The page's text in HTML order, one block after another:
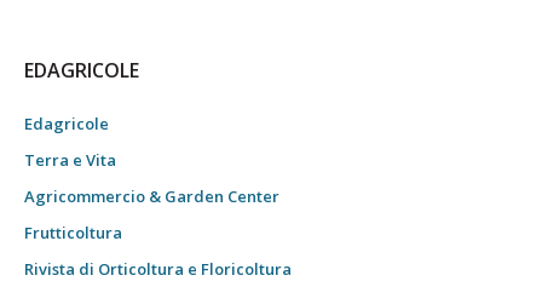
EDAGRICOLE
Edagricole
Terra e Vita
Agricommercio & Garden Center
Frutticoltura
Rivista di Orticoltura e Floricoltura